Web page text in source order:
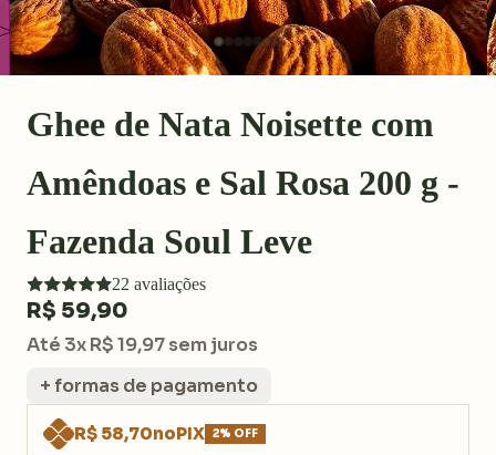
Ghee de Nata Noisette com
Amêndoas e Sal Rosa 200 g -
Fazenda Soul Leve
22 avaliações
R$ 59,90
Até 3x R$ 19,97 sem juros
+ formas de pagamento
R$ 58,70noPIX 2% OFF